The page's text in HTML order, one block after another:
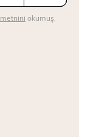
okumuş,